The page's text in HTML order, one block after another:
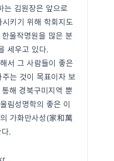
는 김원장은 앞으로
키기 위해 학회지도
울작명원을 많은 분
세우고 있다.
서 그 사람들이 좋은
는 것이 목표이자 보
해 경북구미지역 뿐
림성명학의 좋은 이
가화만사성(家和萬
.